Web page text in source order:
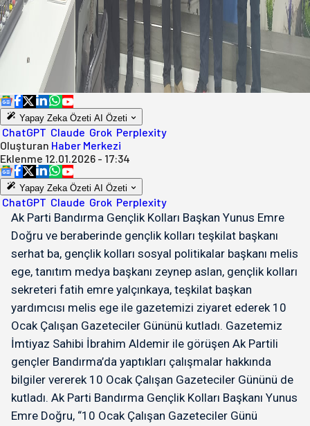
Yapay Zeka Özeti AI Özeti
ChatGPT Claude Grok Perplexity
Oluşturan Haber Merkezi
Eklenme 12.01.2026 - 17:34
Yapay Zeka Özeti AI Özeti
ChatGPT Claude Grok Perplexity
Ak Parti Bandırma Gençlik Kolları Başkan Yunus Emre
Doğru ve beraberinde gençlik kolları teşkilat başkanı
serhat ba, gençlik kolları sosyal politikalar başkanı melis
ege, tanıtım medya başkanı zeynep aslan, gençlik kolları
sekreteri fatih emre yalçınkaya, teşkilat başkan
yardımcısı melis ege ile gazetemizi ziyaret ederek 10
Ocak Çalışan Gazeteciler Gününü kutladı. Gazetemiz
İmtiyaz Sahibi İbrahim Aldemir ile görüşen Ak Partili
gençler Bandırma’da yaptıkları çalışmalar hakkında
bilgiler vererek 10 Ocak Çalışan Gazeteciler Gününü de
kutladı. Ak Parti Bandırma Gençlik Kolları Başkanı Yunus
Emre Doğru, “10 Ocak Çalışan Gazeteciler Günü